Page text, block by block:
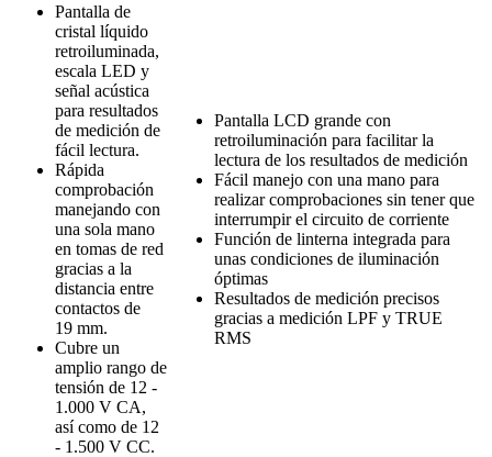
Pantalla de
cristal líquido
retroiluminada,
escala LED y
señal acústica
para resultados
de medición de
fácil lectura.
Rápida
comprobación
manejando con
una sola mano
en tomas de red
gracias a la
distancia entre
contactos de
19 mm.
Cubre un
amplio rango de
tensión de 12 -
1.000 V CA,
así como de 12
- 1.500 V CC.
Pantalla LCD grande con
retroiluminación para facilitarla
lectura de los resultados de medición
Fácil manejo con una mano para
realizar comprobaciones sin tenerque
interrumpir el circuito de corriente
Función de linterna integrada para
unas condiciones de iluminación
óptimas
Resultados de medición precisos
gracias a medición LPF y TRUE
RMS